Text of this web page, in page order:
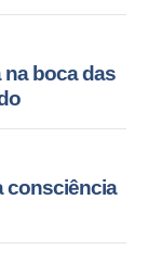
na boca das
consciência